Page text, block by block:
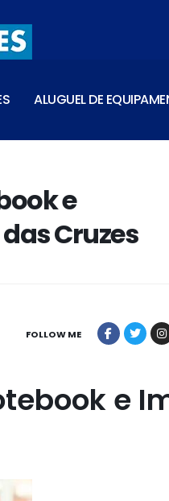
ALUGUEL DE
e
Cruzes
FOLLOW ME
e